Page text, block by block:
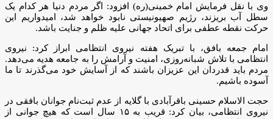
وی با نقل فرمایش امام خمینی(ره) افزود: اگر مردم دنیا هر کدام یک
سطل آب بریزند، رژیم صهیونیستی نابود خواهد شد، امیدواریم این
حرکت نقطه عطفی برای اتحاد جهانی علیه ظلم و جنایت باشد.
امام جمعه بافق، با تبریک هفته نیروی انتظامی ابراز کرد: نیروی
انتظامی با تلاش شبانه‌روزی، امنیت و آرامش را به جامعه هدیه می‌دهد.
مردم باید قدردان این عزیزان باشند که از آسایش خود می‌گذرند تا ما
آسوده باشیم.
حجت الاسلام حسینی باقرآبادی با گلایه از عدم ثبت‌نام جوانان بافقی در
نیروی انتظامی، بیان کرد: قریب به ۱۵ سال است که هیچ جوانی از